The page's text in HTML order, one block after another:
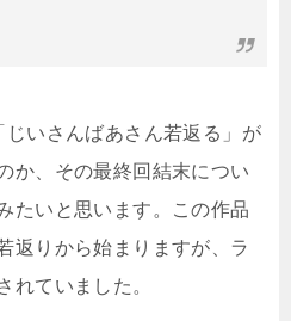
いさんばあさん若返る」が
か、その最終回結末につい
たいと思います。この作品
返りから始まりますが、ラ
れていました。